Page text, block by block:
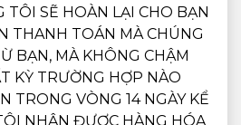
TÔI SẼ HOÀN LẠI CHO BẠN
THANH TOÁN MÀ CHÚNG
BẠN, MÀ KHÔNG CHẬM
KỲ TRƯỜNG HỢP NÀO
TRONG VÒNG 14 NGÀY KỂ
NHẬN ĐƯỢC HÀNG HÓA